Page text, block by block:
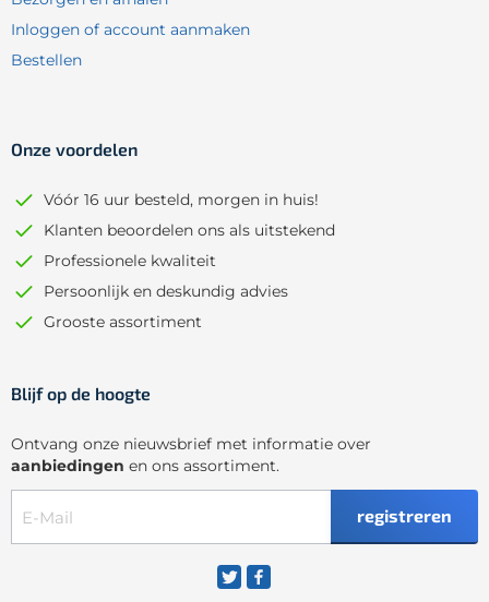
Inloggen of account aanmaken
Bestellen
Onze voordelen
Vóór 16 uur besteld, morgen in huis!
Klanten beoordelen ons als uitstekend
Professionele kwaliteit
Persoonlijk en deskundig advies
Grooste assortiment
Blijf op de hoogte
Ontvang onze nieuwsbrief met informatie over
aanbiedingen en ons assortiment.
registreren